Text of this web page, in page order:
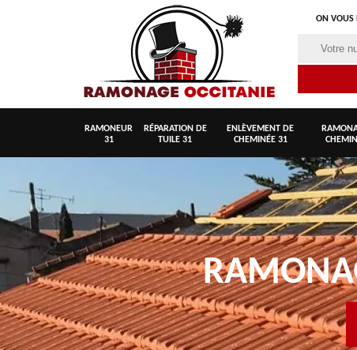
ON VOUS
RAMONEUR
31
RÉPARATION DE
TUILE 31
ENLÈVEMENT DE
CHEMINÉE 31